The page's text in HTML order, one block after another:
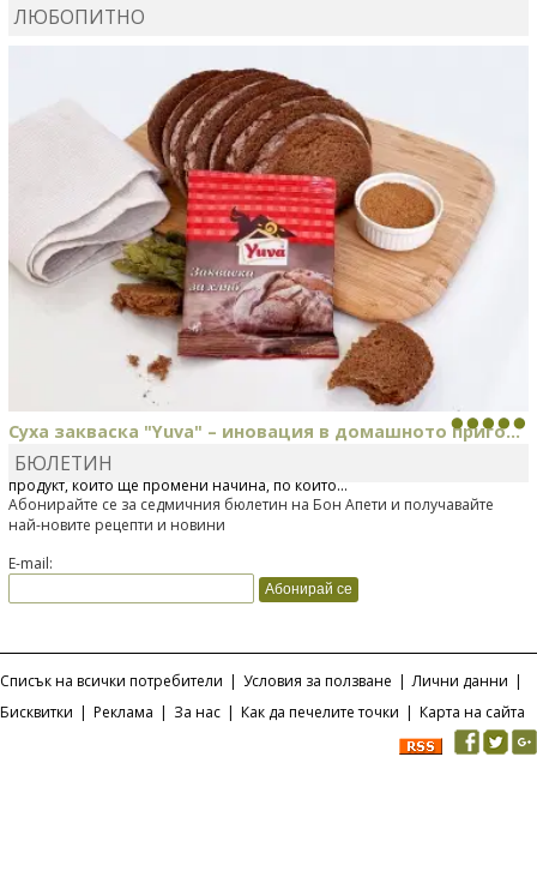
ЛЮБОПИТНО
Суха закваска "Yuva" – иновация в домашното приго...
Отскоро Лесафр България стартира предлагането на изцяло нов
продукт, който ще промени начина, по който...
БЮЛЕТИН
Абонирайте се за седмичния бюлетин на Бон Апети и получавайте
най-новите рецепти и новини
E-mail:
Списък на всички потребители | Условия за ползване | Лични данни |
Бисквитки | Реклама | За нас | Как да печелите точки | Карта на сайта